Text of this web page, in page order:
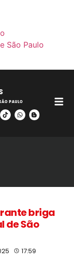
PAULO
briga
de São
17:59